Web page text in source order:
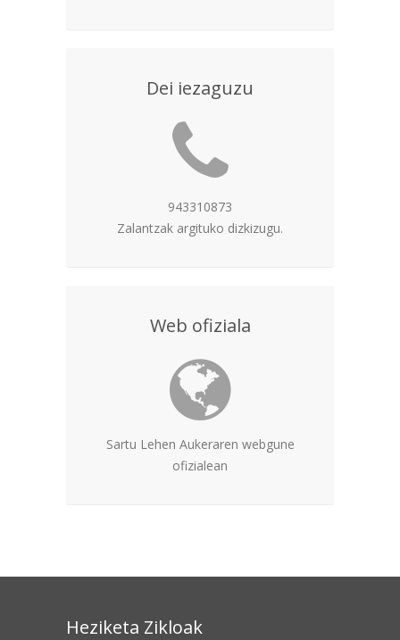
Dei iezaguzu
943310873
Zalantzak argituko dizkizugu.
Web ofiziala
Sartu Lehen Aukeraren webgune
ofizialean
Heziketa Zikloak